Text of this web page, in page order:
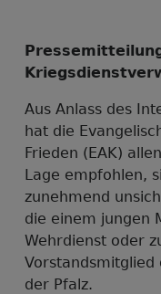
Aus Anlass des
hat die
Frieden (EAK)
Lage empfohlen,
zunehmend
die einem jungen
Wehrdienst oder
Vorstandsmitglied
der Pfalz.